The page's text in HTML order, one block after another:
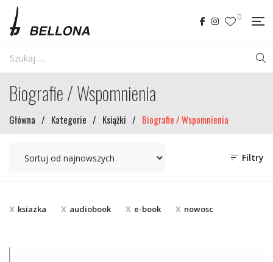
0
Biografie / Wspomnienia
Główna / Kategorie / Książki / Biografie / Wspomnienia
Filtry
ksiazka audiobook e-book nowosc